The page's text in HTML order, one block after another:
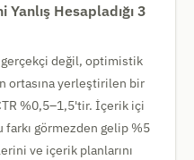
Hesapladığı 3
gerçekçi değil, optimistik
ortasına yerleştirilen bir
%0,5–1,5'tir. İçerik içi
görmezden gelip %5
ve içerik planlarını